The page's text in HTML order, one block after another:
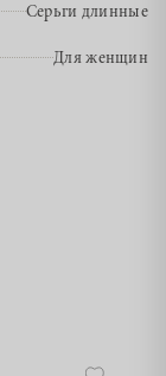
Серьги длинные
Для женщин